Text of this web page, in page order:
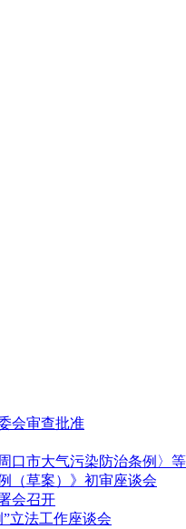
会审查批准
口市大气污染防治条例
（草案）》初审座谈会
会召开
立法工作座谈会